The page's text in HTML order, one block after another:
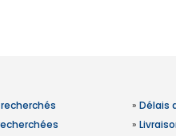
» Délais
»